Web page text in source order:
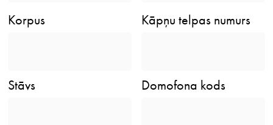
Korpus Kāpņu telpas numurs
Stāvs Domofona kods